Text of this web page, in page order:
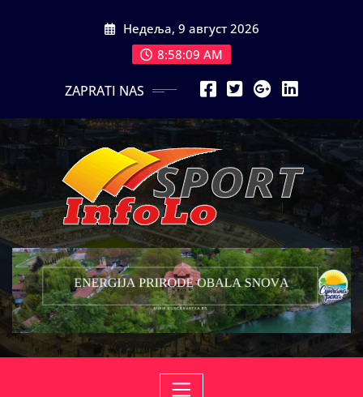
Недеља, 9 август 2026
8:58:11 AM
ZAPRATI NAS